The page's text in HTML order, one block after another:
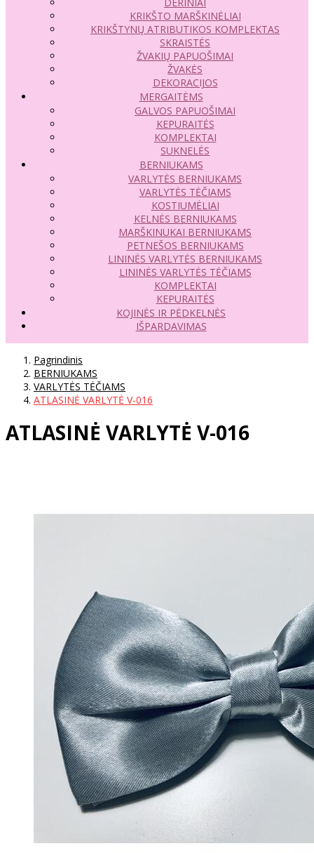
KRIKŠTO MARŠKINĖLIAI
KRIKŠTYNŲ ATRIBUTIKOS KOMPLEKTAS
SKRAISTĖS
ŽVAKIŲ PAPUOŠIMAI
ŽVAKĖS
DEKORACIJOS
MERGAITĖMS
GALVOS PAPUOŠIMAI
KEPURAITĖS
KOMPLEKTAI
SUKNELĖS
BERNIUKAMS
VARLYTĖS BERNIUKAMS
VARLYTĖS TĖČIAMS
KOSTIUMĖLIAI
KELNĖS BERNIUKAMS
MARŠKINUKAI BERNIUKAMS
PETNEŠOS BERNIUKAMS
LININĖS VARLYTĖS BERNIUKAMS
LININĖS VARLYTĖS TĖČIAMS
KOMPLEKTAI
KEPURAITĖS
KOJINĖS IR PĖDKELNĖS
IŠPARDAVIMAS
Pagrindinis
BERNIUKAMS
VARLYTĖS TĖČIAMS
ATLASINĖ VARLYTĖ V-016
ATLASINĖ VARLYTĖ V-016